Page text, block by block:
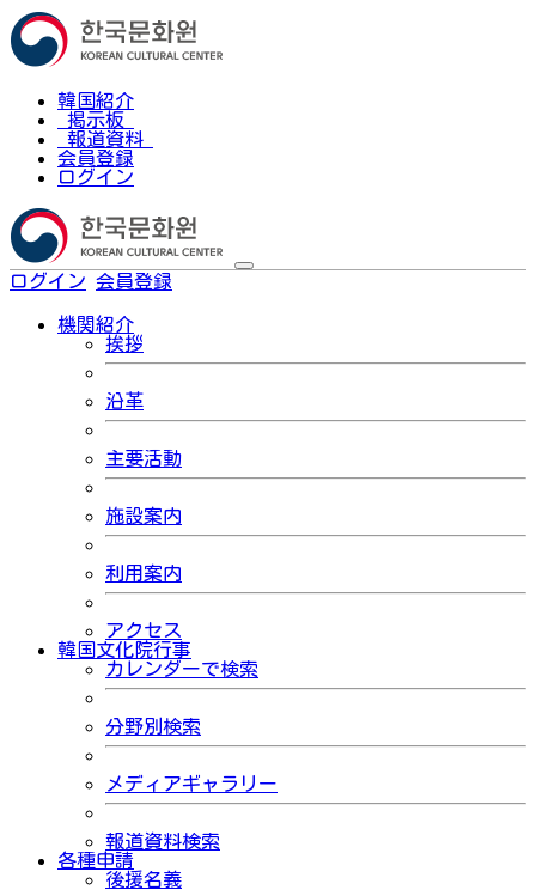
韓国紹介
掲示板
報道資料
会員登録
ログイン
ログイン 会員登録
機関紹介
挨拶
沿革
主要活動
施設案内
利用案内
アクセス
韓国文化院行事
カレンダーで検索
分野別検索
メディアギャラリー
報道資料検索
各種申請
後援名義